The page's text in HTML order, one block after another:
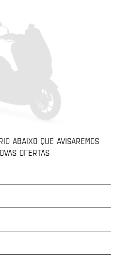
ABAIXO QUE AVISAREMOS
OFERTAS